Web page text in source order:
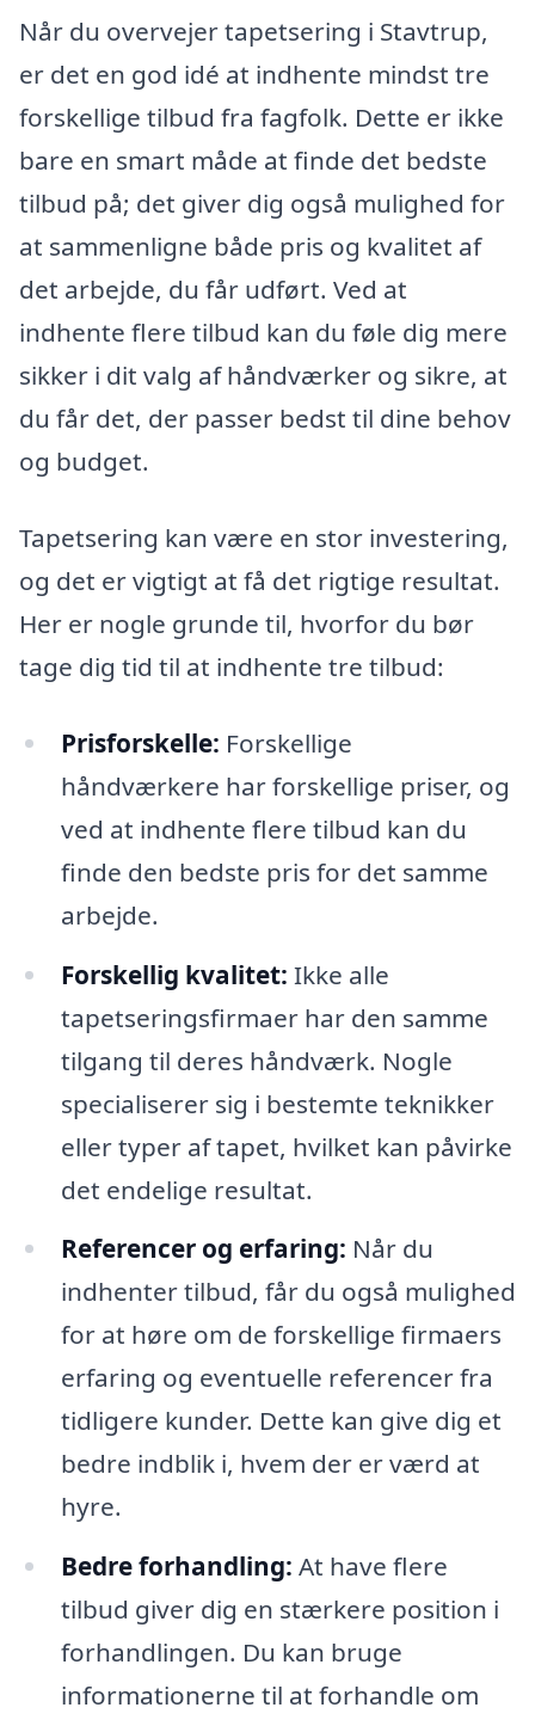
Når du overvejer tapetsering i Stavtrup,
er det en god idé at indhente mindst tre
forskellige tilbud fra fagfolk. Dette er ikke
bare en smart måde at finde det bedste
tilbud på; det giver dig også mulighed for
at sammenligne både pris og kvalitet af
det arbejde, du får udført. Ved at
indhente flere tilbud kan du føle dig mere
sikker i dit valg af håndværker og sikre, at
du får det, der passer bedst til dine behov
og budget.
Tapetsering kan være en stor investering,
og det er vigtigt at få det rigtige resultat.
Her er nogle grunde til, hvorfor du bør
tage dig tid til at indhente tre tilbud:
Prisforskelle: Forskellige
håndværkere har forskellige priser, og
ved at indhente flere tilbud kan du
finde den bedste pris for det samme
arbejde.
Forskellig kvalitet: Ikke alle
tapetseringsfirmaer har den samme
tilgang til deres håndværk. Nogle
specialiserer sig i bestemte teknikker
eller typer af tapet, hvilket kan påvirke
det endelige resultat.
Referencer og erfaring: Når du
indhenter tilbud, får du også mulighed
for at høre om de forskellige firmaers
erfaring og eventuelle referencer fra
tidligere kunder. Dette kan give dig et
bedre indblik i, hvem der er værd at
hyre.
Bedre forhandling: At have flere
tilbud giver dig en stærkere position i
forhandlingen. Du kan bruge
informationerne til at forhandle om